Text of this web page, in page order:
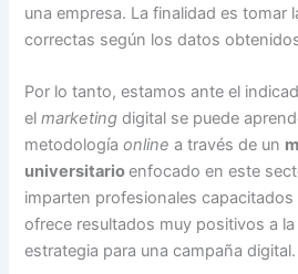
una empresa. La finalidad es tomar
correctas según los datos
Por lo tanto, estamos ante el
elmarketing digital se puede
metodologíaonline a través de un
universitarioenfocado en este
imparten profesionales
ofrece resultados muy positivos a
estrategia para una campaña digital.